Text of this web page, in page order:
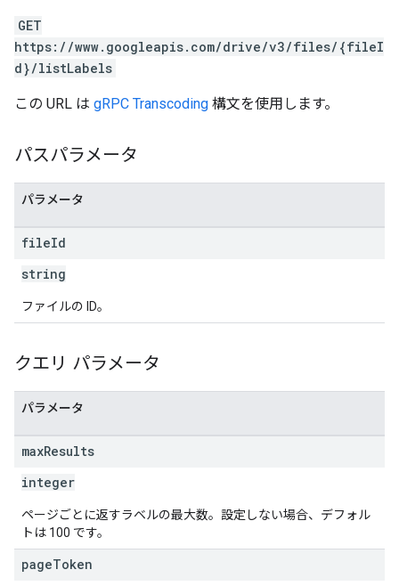
GET
https://www.googleapis.com/drive/v3/files/{fileI
d}/listLabels
この URL は gRPC Transcoding 構文を使用します。
パスパラメータ
パラメータ
fileId
string
ファイルの ID。
クエリ パラメータ
パラメータ
maxResults
integer
ページごとに返すラベルの最大数。設定しない場合、デフォル
トは 100 です。
pageToken